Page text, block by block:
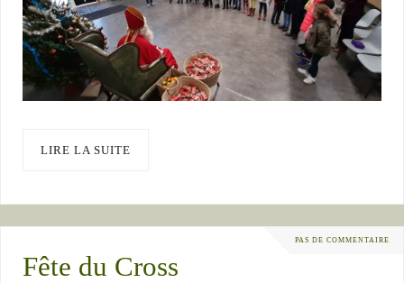
LIRE LA SUITE
PAS DE COMMENTAIRE
Fête du Cross